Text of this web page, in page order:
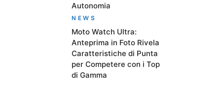
Autonomia
NEWS
Moto Watch Ultra:
Anteprima in Foto Rivela
Caratteristiche di Punta
per Competere con i Top
di Gamma